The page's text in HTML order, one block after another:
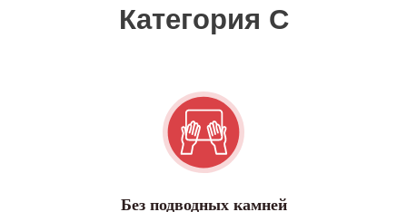
Без подводных камней